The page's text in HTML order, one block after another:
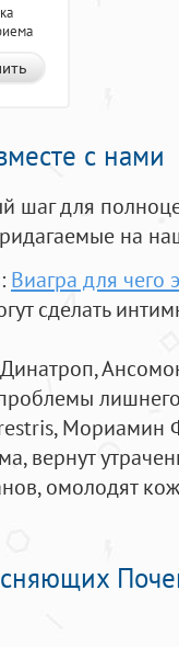
с нами
шаг для
на
Виагра для чего
сделать
Мориамин
вернут
омолодят